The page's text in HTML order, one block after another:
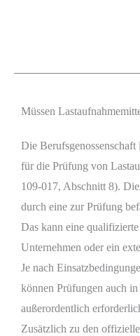
Müssen
Die
für die Prüfung von
109-017, Abschnitt 8).
durch eine zur Prüfung
Das kann eine
Unternehmen oder ein
Je nach
können Prüfungen auch
außerordentlich
Zusätzlich zu den